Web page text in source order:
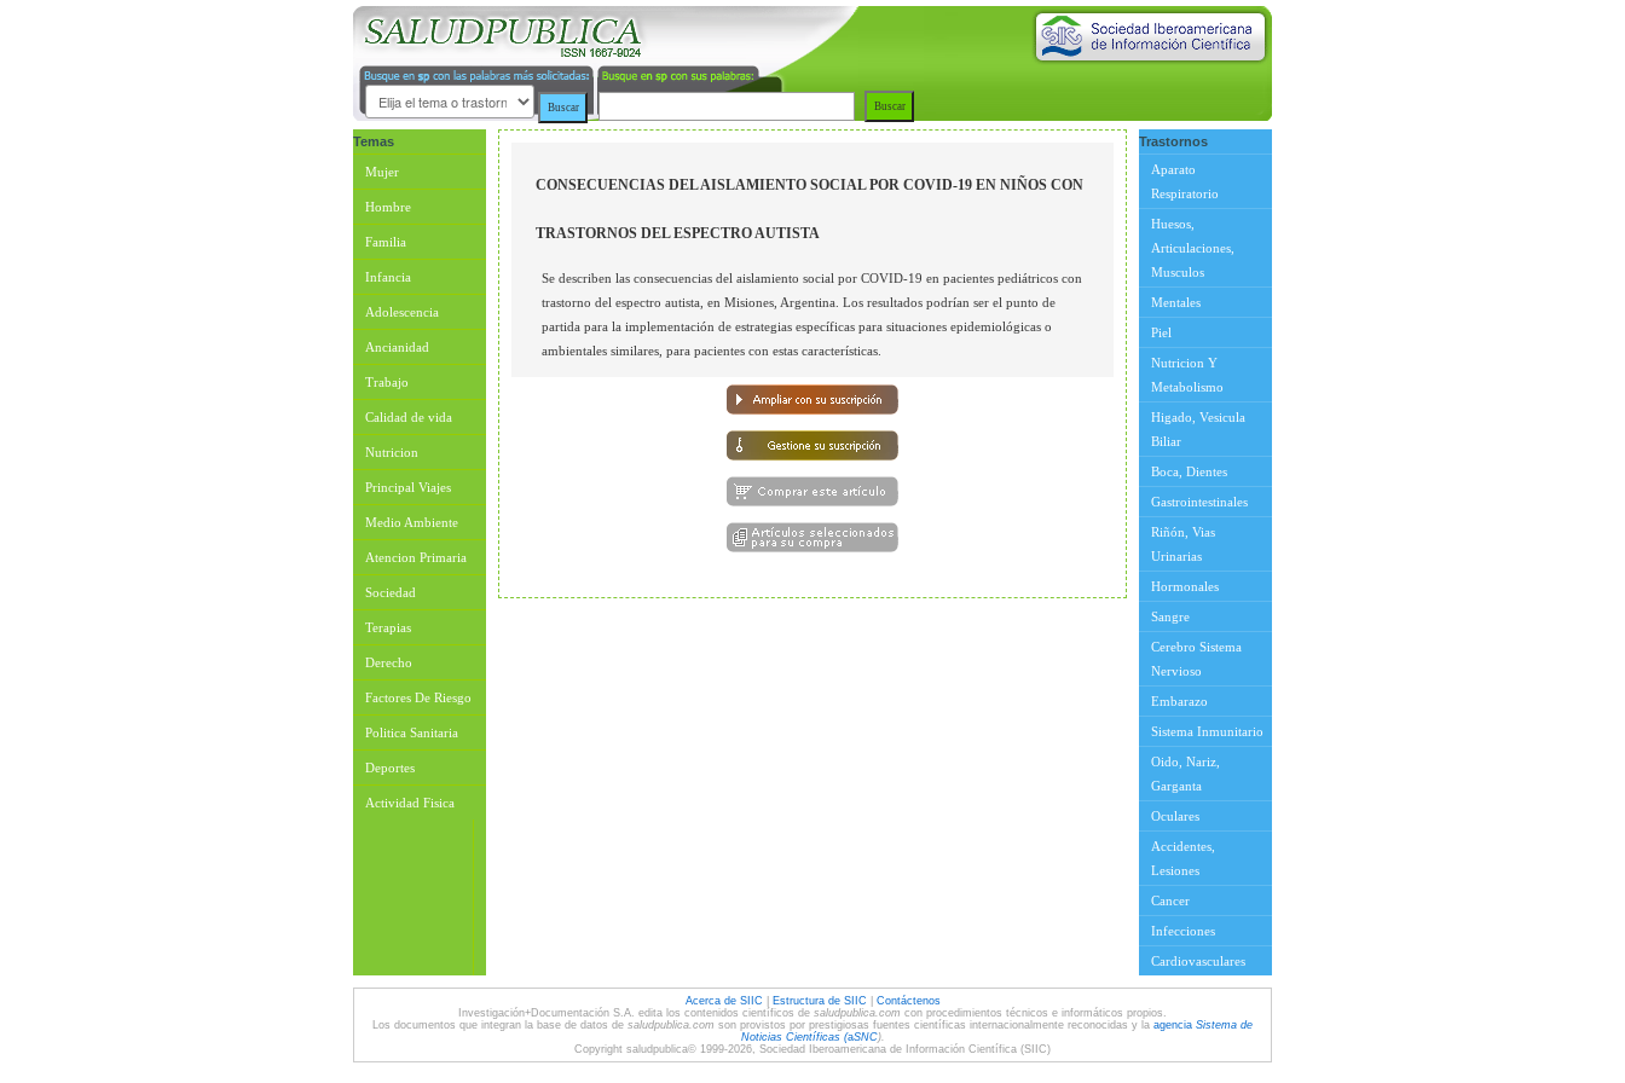
Temas
Mujer
Hombre
Familia
Infancia
Adolescencia
Ancianidad
Trabajo
Calidad de vida
Nutricion
Principal Viajes
Medio Ambiente
Atencion Primaria
Sociedad
Terapias
Derecho
Factores De Riesgo
Politica Sanitaria
Deportes
Actividad Fisica
Trastornos
Aparato
Respiratorio
Huesos,
Articulaciones,
Musculos
Mentales
Piel
Nutricion Y
Metabolismo
Higado, Vesicula
Biliar
Boca, Dientes
Gastrointestinales
Riñón, Vias
Urinarias
Hormonales
Sangre
Cerebro Sistema
Nervioso
Embarazo
Sistema Inmunitario
Oido, Nariz,
Garganta
Oculares
Accidentes,
Lesiones
Cancer
Infecciones
Cardiovasculares
CONSECUENCIAS DEL AISLAMIENTO SOCIAL POR COVID-19 EN NIÑOS CON
TRASTORNOS DEL ESPECTRO AUTISTA
Se describen las consecuencias del aislamiento social por COVID-19 en pacientes pediátricos con
trastorno del espectro autista, en Misiones, Argentina. Los resultados podrían ser el punto de
partida para la implementación de estrategias específicas para situaciones epidemiológicas o
ambientales similares, para pacientes con estas características.
Acerca de SIIC Estructura de SIIC
Contáctenos
Investigación+Documentación S.A. edita los contenidos científicos de saludpublica.com con procedimientos técnicos e informáticos propios.
Los documentos que integran la base de datos de saludpublica.com son provistos por prestigiosas fuentes científicas internacionalmente reconocidas y la agencia Sistema de
Noticias Científicas (aSNC).
Copyright saludpublica© 1999-2026, Sociedad Iberoamericana de Información Científica (SIIC)